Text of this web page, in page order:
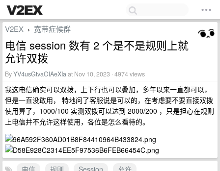
V2EX › 宽带症候群
电信 session 数有 2 个是不是规则上就
允许双拨
ByYV4usGtvaOIAeXIaat Nov 10, 2023 · 4974 views
我这电信确实可以双拨，上下行也可以叠加，多年以来一直都可以，
但是一直没敢用， 特地问了客服说是可以的，在考虑要不要直接双拨
使用算了，1000/100 实测双拨可以达到 2000/200 ，只是担心在规则
上电信并不允许这样使用，各位是怎么看待的。
电信 规则 Session
允许